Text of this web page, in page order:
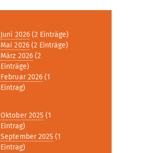
Juni 2026(2 Einträge)
Mai 2026(2 Einträge)
März 2026(2
Einträge)
Februar 2026 (1
Eintrag)
Oktober 2025 (1
Eintrag)
September 2025 (1
Eintrag)